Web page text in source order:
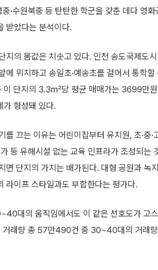
·수원북중 등 탄탄한 학군을 갖춘 데다 영
받았다는 분석이다.
지의 몸값은 치솟고 있다. 인천 송도국제도
에 위치하고 송일초·예송초를 걸어서 통학
이 단지의 3.3㎡당 평균 매매가는 3699만
형성돼 있다.
를 끄는 이유는 어린이집부터 유치원, 초·중
등 유해시설 없는 교육 인프라가 조성되는
면 단지의 가치는 배가된다. 대형 공원과 녹
라이프 스타일과도 부합한다는 평가다.
대의 움직임에서도 이 같은 선호도가 고
거래량 총 57만490건 중 30~40대의 거래